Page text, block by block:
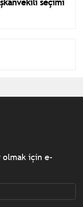
olmak için e-